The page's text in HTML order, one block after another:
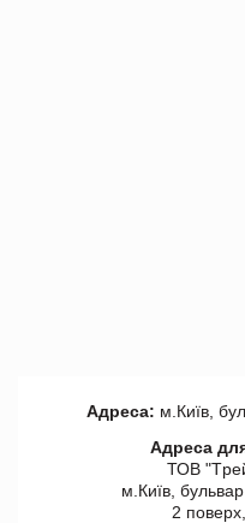
Адреса: м.Київ,
Адреса
ТОВ
м.Київ,
2